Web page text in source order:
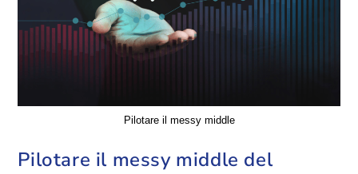
Pilotare il messy middle
Pilotare il messy middle del